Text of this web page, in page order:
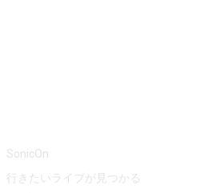
SonicOn
行きたいライブが見つかる